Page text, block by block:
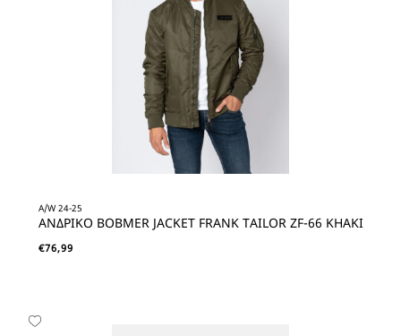
A/W 24-25
ΑΝΔΡΙΚΟ BOBMER JACKET FRANK TAILOR ZF-66 KHAKI
€76,99